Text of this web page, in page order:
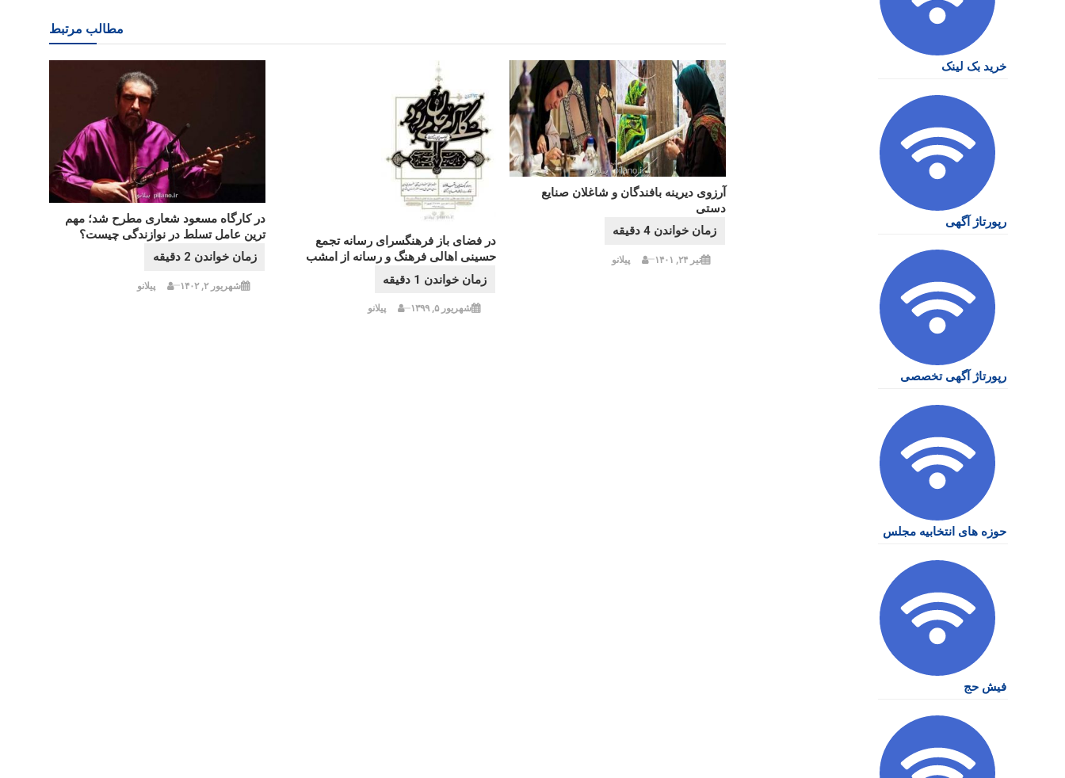
مطالب مرتبط
در کارگاه مسعود شعاری مطرح شد؛ مهم
ترین عامل تسلط در نوازندگی چیست؟
شهریور ۲, ۱۴۰۲ پیلانو
در فضای باز فرهنگسرای رسانه تجمع
حسینی اهالی فرهنگ و رسانه از امشب
شهریور ۵, ۱۳۹۹ پیلانو
آرزوی دیرینه بافندگان و شاغلان صنایع
دستی
تیر ۲۴, ۱۴۰۱ پیلانو
خرید بک لینک
رپورتاژ آگهی
رپورتاژ آگهی تخصصی
حوزه های انتخابیه مجلس
فیش حج